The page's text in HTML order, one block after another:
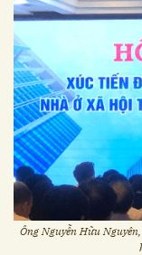
Ông Nguyễn Hữu Nguyên,